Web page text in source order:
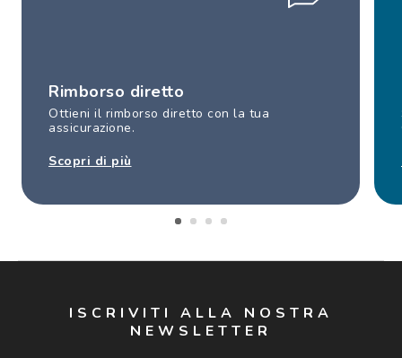
Rimborso diretto
Ottieni il rimborso diretto con la tua
assicurazione.
Scopri di più
ISCRIVITI ALLA NOSTRA
NEWSLETTER